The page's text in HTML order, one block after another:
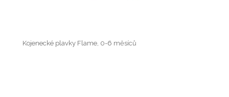
Kojenecké plavky Flame, 0-6 měsíců